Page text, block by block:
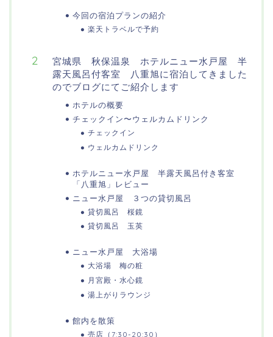
今回の宿泊プランの紹介
楽天トラベルで予約
宮城県 秋保温泉 ホテルニュー水戸屋 半
露天風呂付客室 八重旭に宿泊してきました
のでブログにてご紹介します
ホテルの概要
チェックイン〜ウェルカムドリンク
チェックイン
ウェルカムドリンク
ホテルニュー水戸屋 半露天風呂付き客室
「八重旭」レビュー
ニュー水戸屋 ３つの貸切風呂
貸切風呂 桜鏡
貸切風呂 玉英
ニュー水戸屋 大浴場
大浴場 梅の粧
月宮殿・水心鏡
湯上がりラウンジ
館内を散策
売店（7:30-20:30）